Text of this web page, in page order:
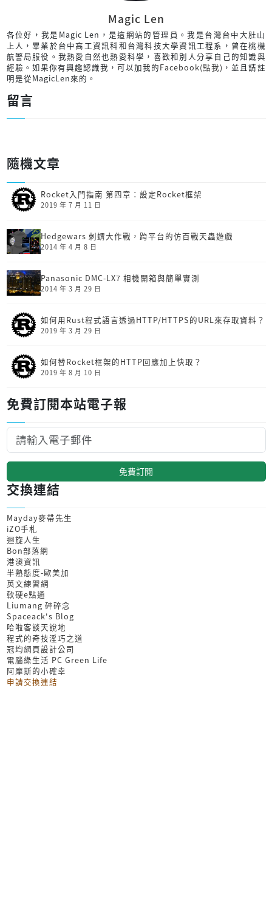
Magic Len
各位好，我是Magic Len，是這網站的管理員。我是台灣台中大肚山
上人，畢業於台中高工資訊科和台灣科技大學資訊工程系，曾在桃機
航警局服役。我熱愛自然也熱愛科學，喜歡和別人分享自己的知識與
經驗。如果你有興趣認識我，可以加我的Facebook(點我) ，並且請註
明是從MagicLen來的。
留言
隨機文章
Rocket入門指南 第四章：設定Rocket框架
2019 年 7 月 11 日
Hedgewars 刺蝟大作戰，跨平台的仿百戰天蟲遊戲
2014 年 4 月 8 日
Panasonic DMC-LX7 相機開箱與簡單實測
2014 年 3 月 29 日
如何用Rust程式語言透過HTTP/HTTPS的URL來存取資料？
2019 年 3 月 29 日
如何替Rocket框架的HTTP回應加上快取？
2019 年 8 月 10 日
免費訂閱本站電子報
免費訂閱
交換連結
Mayday麥帶先生
iZO手札
迴旋人生
Bon部落網
港澳資訊
半熟態度-歐美加
英文練習網
軟硬e點通
Liumang 碎碎念
Spaceack's Blog
哈啦客談天說地
程式的奇技淫巧之道
冠均網頁設計公司
電腦綠生活 PC Green Life
阿摩斯的小確幸
申請交換連結